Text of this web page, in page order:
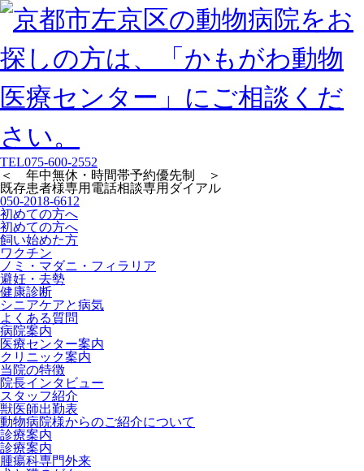
TEL075-600-2552
＜ 年中無休・時間帯予約優先制 ＞
既存患者様専用 電話相談専用ダイアル
050-2018-6612
初めての方へ
初めての方へ
飼い始めた方
ワクチン
ノミ・マダニ・フィラリア
避妊・去勢
健康診断
シニアケアと病気
よくある質問
病院案内
医療センター案内
クリニック案内
当院の特徴
院長インタビュー
スタッフ紹介
獣医師出勤表
動物病院様からのご紹介について
診療案内
診療案内
腫瘍科専門外来